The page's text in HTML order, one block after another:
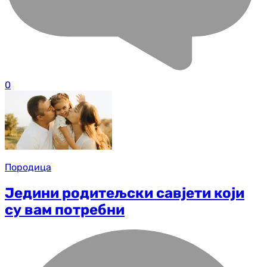
0
Породица
Једини родитељски савјети који
су вам потребни